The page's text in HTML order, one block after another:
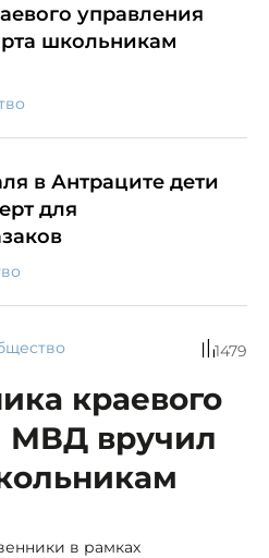
управления
школьникам
в Антраците дети
для
1479
краевого
МВД вручил
в рамках